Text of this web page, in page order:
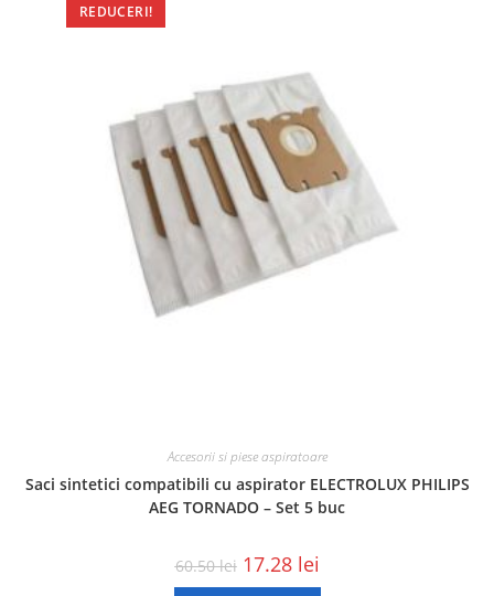
REDUCERI!
Accesorii si piese aspiratoare
Saci sintetici compatibili cu aspirator ELECTROLUX PHILIPS
AEG TORNADO – Set 5 buc
60.50lei 17.28 lei